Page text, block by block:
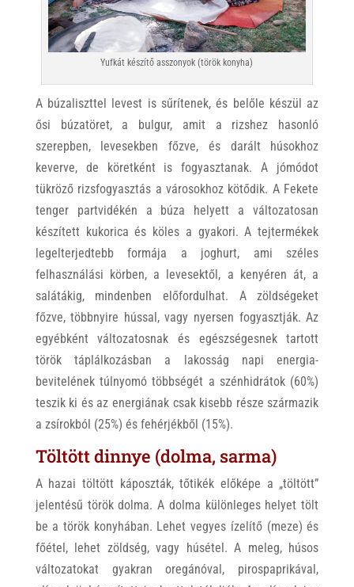
Yufkát készítő asszonyok (török konyha)
A búzaliszttel levest is sűrítenek, és belőle készül az
ősi búzatöret, a bulgur, amit a rizshez hasonló
szerepben, levesekben főzve, és darált húsokhoz
keverve, de köretként is fogyasztanak. A jómódot
tükröző rizsfogyasztás a városokhoz kötődik. A Fekete
tenger partvidékén a búza helyett a változatosan
készített kukorica és köles a gyakori. A tejtermékek
legelterjedtebb formája a joghurt, ami széles
felhasználási körben, a levesektől, a kenyéren át, a
salátákig, mindenben előfordulhat. A zöldségeket
főzve, többnyire hússal, vagy nyersen fogyasztják. Az
egyébként változatosnak és egészségesnek tartott
török táplálkozásban a lakosság napi energia-
bevitelének túlnyomó többségét a szénhidrátok (60%)
teszik ki és az energiának csak kisebb része származik
a zsírokból (25%) és fehérjékből (15%).
Töltött dinnye (dolma, sarma)
A hazai töltött káposzták, tőtikék előképe a „töltött”
jelentésű török dolma. A dolma különleges helyet tölt
be a török konyhában. Lehet vegyes ízelítő (meze) és
főétel, lehet zöldség, vagy húsétel. A meleg, húsos
változatokat gyakran oregánóval, pirospaprikával,